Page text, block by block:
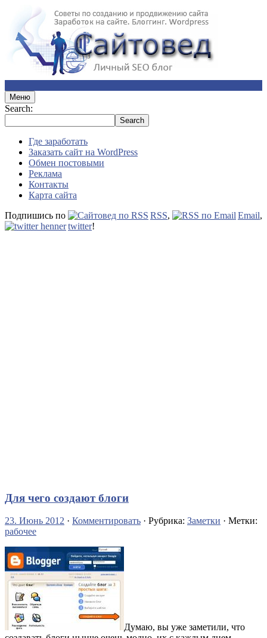
Меню
Search:
Где заработать
Заказать сайт на WordPress
Обмен постовыми
Реклама
Контакты
Карта сайта
Подпишись по
RSS, Email,
twitter!
Для чего создают блоги
23. Июнь 2012 · Комментировать · Рубрика: Заметки · Метки:
рабочее
Думаю, вы уже заметили, что